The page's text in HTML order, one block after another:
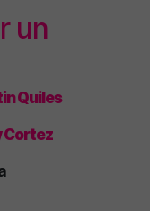
un
Quiles
Cortez